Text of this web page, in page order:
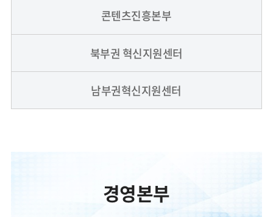
콘텐츠진흥본부
북부권 혁신지원센터
남부권혁신지원센터
경영본부